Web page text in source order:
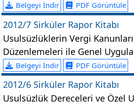
Belgeyi İndir PDF Görüntüle
2012/7 Sirküler Rapor Kitabı
Usulsüzlüklerin Vergi
Düzenlemeleri ile Genel
Belgeyi İndir PDF Görüntüle
2012/6 Sirküler Rapor Kitabı
Usulsüzlük Dereceleri ve Özel